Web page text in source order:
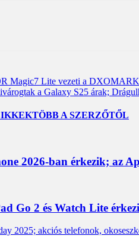
Magic7 Lite vezeti a DXOMARK
a Galaxy S25 árak;
TÖBB A SZERZŐTŐL
2026-ban érkezik; az
Go 2 és Watch Lite